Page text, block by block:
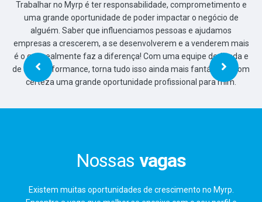
Nossas vagas
Existem muitas oportunidades de crescimento no Myrp.